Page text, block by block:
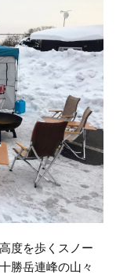
度を歩くスノー
勝岳連峰の山々